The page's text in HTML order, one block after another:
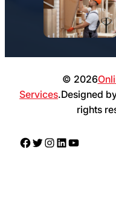
© 2026
Services.Designed
rights
Facebook
Twitter
Instagram
LinkedIn
YouTube